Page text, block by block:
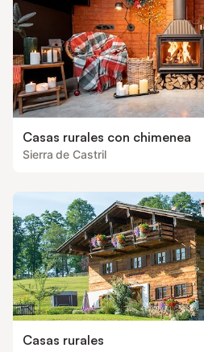
Casas rurales con chimenea
Sierra de Castril
Casas rurales